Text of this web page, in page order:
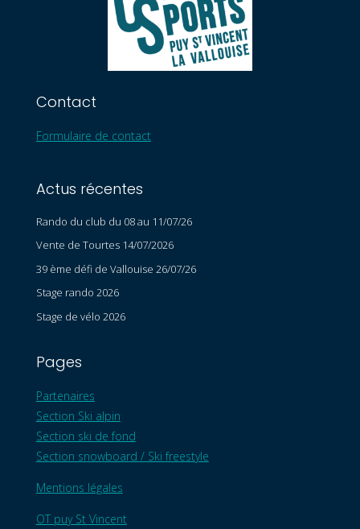
Contact
Formulaire de contact
Actus récentes
Rando du club du 08 au 11/07/26
Vente de Tourtes 14/07/2026
39 ème défi de Vallouise 26/07/26
Stage rando 2026
Stage de vélo 2026
Pages
Partenaires
Section Ski alpin
Section ski de fond
Section snowboard / Ski freestyle
Mentions légales
OT puy St Vincent